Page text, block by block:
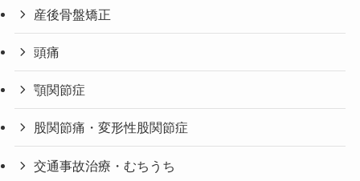
産後骨盤矯正
頭痛
顎関節症
股関節痛・変形性股関節症
交通事故治療・むちうち